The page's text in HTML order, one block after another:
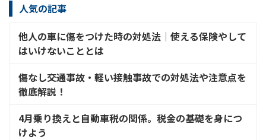
人気の記事
他人の車に傷をつけた時の対処法│使える保険やして
はいけないこととは
傷なし交通事故・軽い接触事故での対処法や注意点を
徹底解説！
4月乗り換えと自動車税の関係。税金の基礎を身につ
けよう